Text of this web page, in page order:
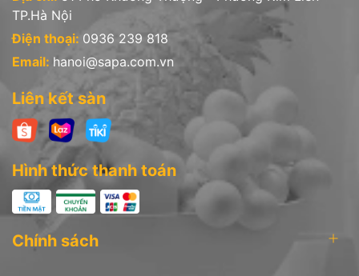
TP.Hà Nội
Điện thoại: 0936 239 818
Email: hanoi@sapa.com.vn
Liên kết sàn
Hình thức thanh toán
Chính sách